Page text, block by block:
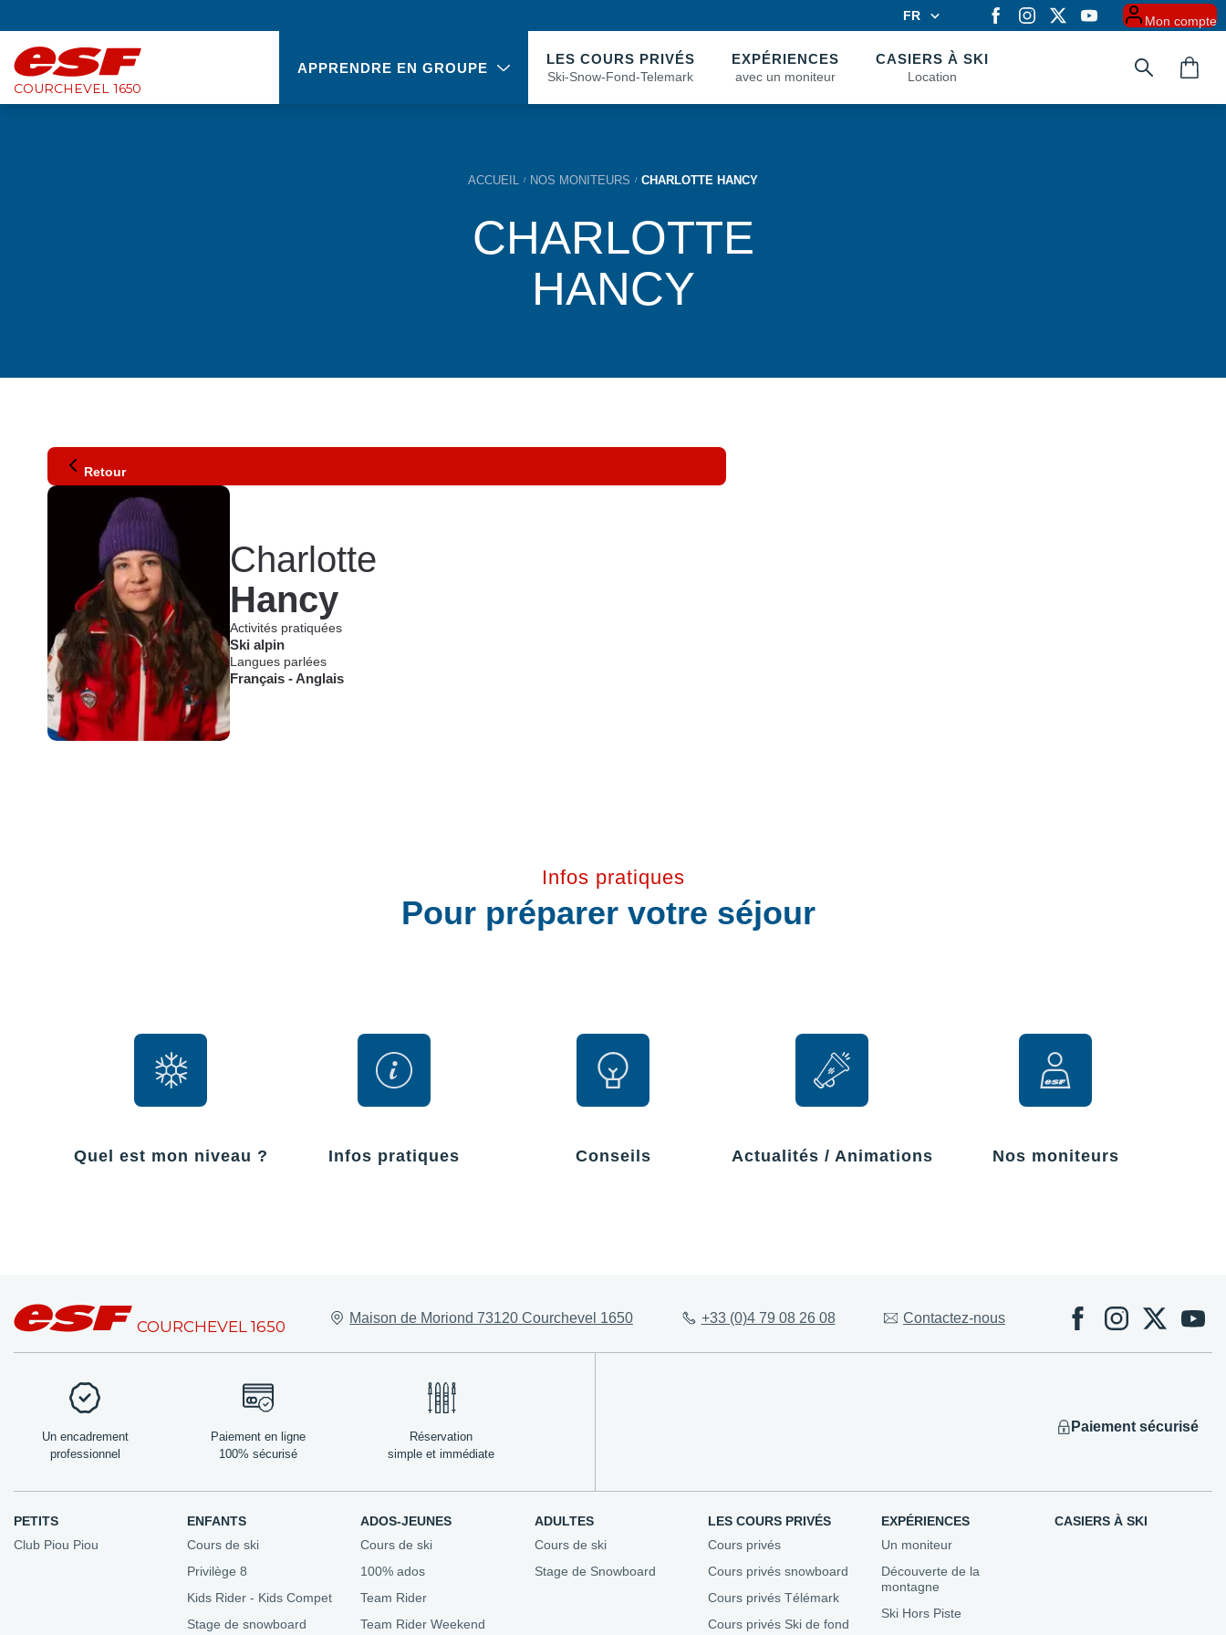
FR
EN
Mon compte
COURCHEVEL 1650
APPRENDRE EN GROUPE
LES COURS PRIVÉS
Ski-Snow-Fond-Telemark
EXPÉRIENCES
avec un moniteur
CASIERS À SKI
Location
ACCUEIL NOS MONITEURS CHARLOTTE HANCY
CHARLOTTE
HANCY
Retour
Charlotte
Hancy
Activités pratiquées
Ski alpin
Langues parlées
Français -Anglais
Infos pratiques
Pour préparer votre séjour
Quel est mon niveau ? Infos pratiques
Nos bureaux
Les amis de l'esf
Conseils
Conseils aux parents
Assurez-vous
Actualités / Animations
Stades & Competitions
Bons plans
Nos moniteurs
COURCHEVEL 1650 Maison de Moriond 73120 Courchevel 1650 +33 (0)4 79 08 26 08 Contactez-nous
Un encadrement
professionnel
Paiement en ligne
100% sécurisé
Réservation
simple et immédiate
Paiement sécurisé
PETITS
Club Piou Piou
ENFANTS
Cours de ski
Privilège 8
Kids Rider - Kids Compet
Stage de snowboard
ADOS-JEUNES
Cours de ski
100% ados
Team Rider
Team Rider Weekend
ADULTES
Cours de ski
Stage de Snowboard
LES COURS PRIVÉS
Cours privés
Cours privés snowboard
Cours privés Télémark
Cours privés Ski de fond
EXPÉRIENCES
Un moniteur
Découverte de la
montagne
Ski Hors Piste
CASIERS À SKI